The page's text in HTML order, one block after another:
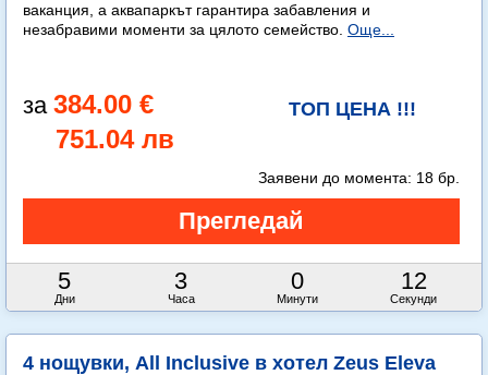
ваканция, а аквапаркът гарантира забавления и
незабравими моменти за цялото семейство. Още...
384.00 €
751.04 лв
ТОП ЦЕНА !!!
5
Дни
3
Часа
0
Минути
10
Секунди
Заявени до момента: 18 бр.
4 нощувки, All Inclusive в хотел Zeus Eleva